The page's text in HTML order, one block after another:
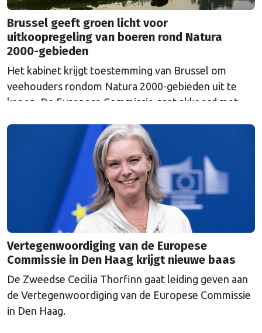
Brussel geeft groen licht voor
uitkoopregeling van boeren rond Natura
2000-gebieden
Het kabinet krijgt toestemming van Brussel om
veehouders rondom Natura 2000-gebieden uit te
kopen. De Europese Commissie gaat akkoord met
Vertegenwoordiging van de Europese
Commissie in Den Haag krijgt nieuwe baas
De Zweedse Cecilia Thorfinn gaat leiding geven aan
de Vertegenwoordiging van de Europese Commissie
in Den Haag.